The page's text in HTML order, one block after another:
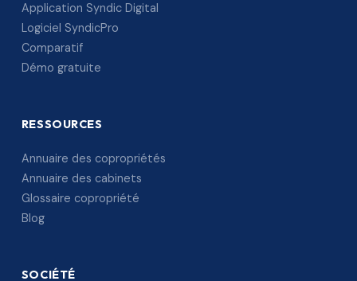
Application Syndic Digital
Logiciel SyndicPro
Comparatif
Démo gratuite
RESSOURCES
Annuaire des copropriétés
Annuaire des cabinets
Glossaire copropriété
Blog
SOCIÉTÉ